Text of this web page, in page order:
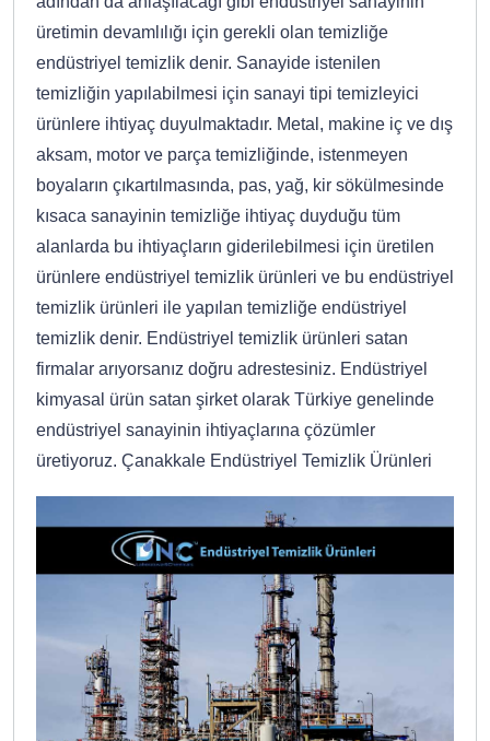
üretimin devamlılığı için gerekli olan temizliğe
endüstriyel temizlik denir. Sanayide istenilen
temizliğin yapılabilmesi için sanayi tipi temizleyici
ürünlere ihtiyaç duyulmaktadır. Metal, makine iç ve dış
aksam, motor ve parça temizliğinde, istenmeyen
boyaların çıkartılmasında, pas, yağ, kir sökülmesinde
kısaca sanayinin temizliğe ihtiyaç duyduğu tüm
alanlarda bu ihtiyaçların giderilebilmesi için üretilen
ürünlere endüstriyel temizlik ürünleri ve bu endüstriyel
temizlik ürünleri ile yapılan temizliğe endüstriyel
temizlik denir. Endüstriyel temizlik ürünleri satan
firmalar arıyorsanız doğru adrestesiniz. Endüstriyel
kimyasal ürün satan şirket olarak Türkiye genelinde
endüstriyel sanayinin ihtiyaçlarına çözümler
üretiyoruz. Çanakkale Endüstriyel Temizlik Ürünleri